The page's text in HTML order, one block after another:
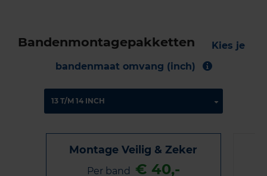
Bandenmontagepakketten
Kies je
bandenmaat omvang (inch)
Montage Veilig & Zeker
Per band € 40,-